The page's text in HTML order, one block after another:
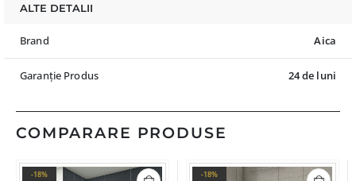
ALTE DETALII
Brand Aica
Garanție Produs 24 de luni
COMPARARE PRODUSE
-18% -18%